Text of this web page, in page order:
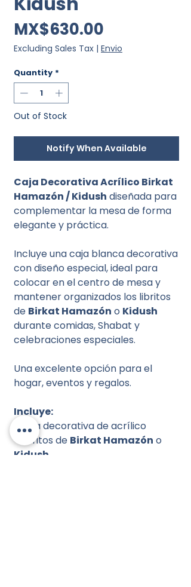
MX$630.00
Excluding Sales Tax | Envio
Quantity *
Out of Stock
Notify When Available
Caja Decorativa Acrílico Birkat
Hamazón / Kidush diseñada para
complementar la mesa de forma
elegante y práctica.
Incluye una caja blanca decorativa
con diseño especial, ideal para
colocar en el centro de mesa y
mantener organizados los libritos
de Birkat Hamazón o Kidush
durante comidas, Shabat y
celebraciones especiales.
Una excelente opción para el
hogar, eventos y regalos.
Incluye:
• Caja decorativa de acrílico
• Libritos de Birkat Hamazón o
Kidush